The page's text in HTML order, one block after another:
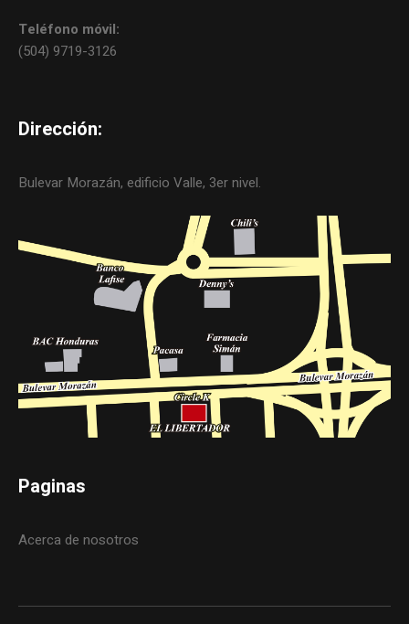
Teléfono móvil:
(504) 9719-3126
Dirección:
Bulevar Morazán, edificio Valle, 3er nivel.
Paginas
Acerca de nosotros